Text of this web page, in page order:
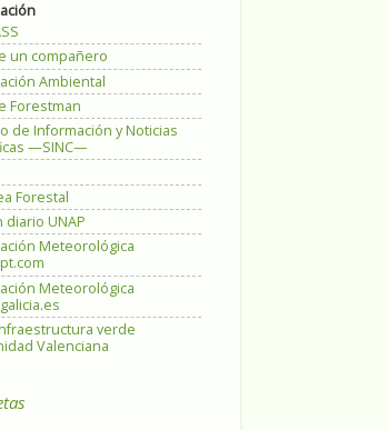
un compañero
Ambiental
Forestman
de Información y Noticias
—SINC—
Forestal
diario UNAP
Meteorológica
Meteorológica
verde
Valenciana